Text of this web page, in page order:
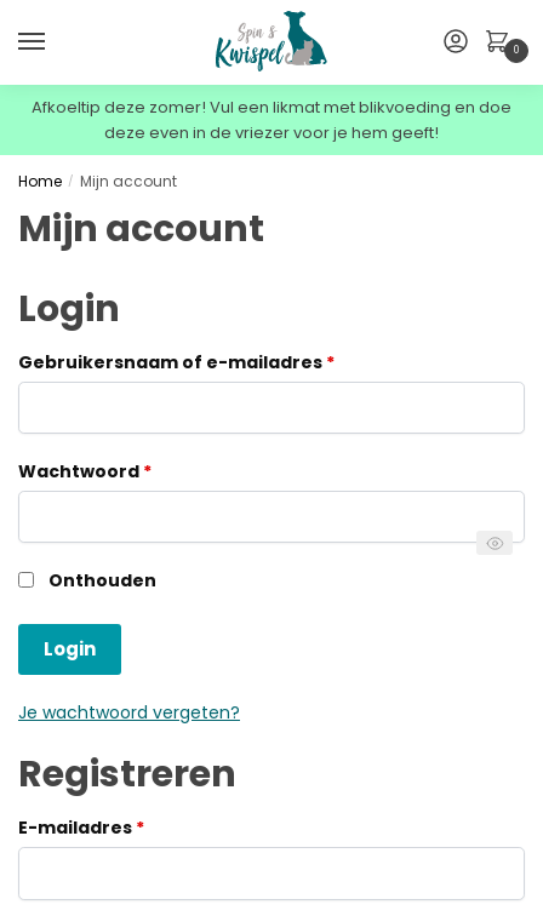
0
Afkoeltip deze zomer! Vul een likmat met blikvoeding en doe
deze even in de vriezer voor je hem geeft!
Home / Mijn account
Mijn account
Login
Gebruikersnaam of e-mailadres *
Wachtwoord *
Onthouden
Login
Je wachtwoord vergeten?
Registreren
E-mailadres *